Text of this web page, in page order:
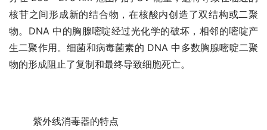
核苷之间形成新的结合物，在核酸内创造了双结构或二聚
物。DNA 中的胸腺嘧啶经过光化学的破坏，相邻的嘧啶产
生二聚作用。细菌和病毒菌素的 DNA 中多数胸腺嘧啶二聚
物的形成阻止了复制和最终导致细胞死亡。
	紫外线消毒器的特点